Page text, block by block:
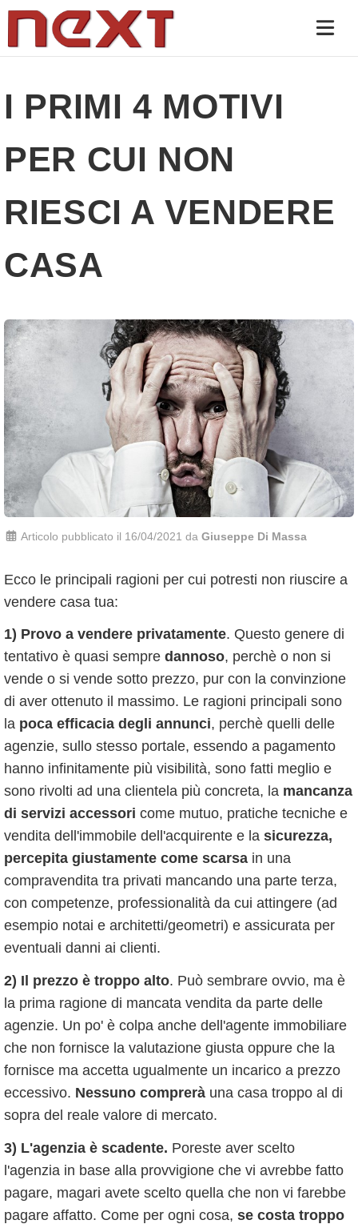
I PRIMI 4 MOTIVI
PER CUI NON
RIESCI A VENDERE
CASA
Articolo pubblicato il 16/04/2021 da Giuseppe Di Massa
Ecco le principali ragioni per cui potresti non riuscire a
vendere casa tua:
1) Provo a vendere privatamente. Questo genere di
tentativo è quasi sempre dannoso, perchè o non si
vende o si vende sotto prezzo, pur con la convinzione
di aver ottenuto il massimo. Le ragioni principali sono
la poca efficacia degli annunci, perchè quelli delle
agenzie, sullo stesso portale, essendo a pagamento
hanno infinitamente più visibilità, sono fatti meglio e
sono rivolti ad una clientela più concreta, la mancanza
di servizi accessori come mutuo, pratiche tecniche e
vendita dell'immobile dell'acquirente e la sicurezza,
percepita giustamente come scarsa in una
compravendita tra privati mancando una parte terza,
con competenze, professionalità da cui attingere (ad
esempio notai e architetti/geometri) e assicurata per
eventuali danni ai clienti.
2) Il prezzo è troppo alto. Può sembrare ovvio, ma è
la prima ragione di mancata vendita da parte delle
agenzie. Un po' è colpa anche dell'agente immobiliare
che non fornisce la valutazione giusta oppure che la
fornisce ma accetta ugualmente un incarico a prezzo
eccessivo. Nessuno comprerà una casa troppo al di
sopra del reale valore di mercato.
3) L'agenzia è scadente. Poreste aver scelto
l'agenzia in base alla provvigione che vi avrebbe fatto
pagare, magari avete scelto quella che non vi farebbe
pagare affatto. Come per ogni cosa, se costa troppo